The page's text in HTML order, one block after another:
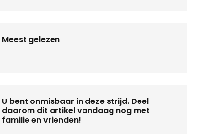
Meest gelezen
U bent onmisbaar in deze strijd. Deel
daarom dit artikel vandaag nog met
familie en vrienden!